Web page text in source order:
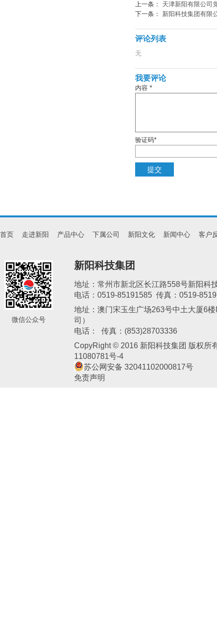
上一条： 天津新阳有限公司
下一条： 新阳科技集团有限
评论列表
无
我要评论
内容 *
验证码*
首页 走进新阳 产品中心 下属公司 新阳文化 新闻中心 客户
微信公众号
新阳科技集团
地址：常州市新北区长江路558号新阳科
电话：0519-85191585 传真：0519-
地址：澳门宋玉生广场263号中土大厦6
司）
电话： 传真：(853)28703336
CopyRight © 2016 新阳科技集团 版权所
11080781号-4
苏公网安备 32041102000817号
免责声明